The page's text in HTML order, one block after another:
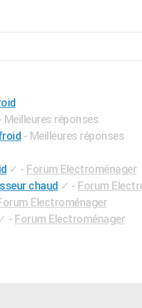
Meilleures réponses
- Meilleures réponses
✓ - Forum Electroménager
chaud ✓ - Forum
Electroménager
✓ - Forum Electroménager